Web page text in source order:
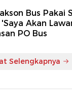
Bus Pakai
Akan
PO Bus
Selengkapnya